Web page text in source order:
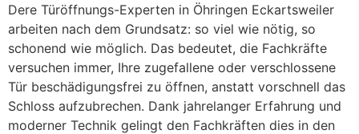
Dere Türöffnungs-Experten in Öhringen Eckartsweiler
arbeiten nach dem Grundsatz: so viel wie nötig, so
schonend wie möglich. Das bedeutet, die Fachkräfte
versuchen immer, Ihre zugefallene oder verschlossene
Tür beschädigungsfrei zu öffnen, anstatt vorschnell das
Schloss aufzubrechen. Dank jahrelanger Erfahrung und
moderner Technik gelingt den Fachkräften dies in den